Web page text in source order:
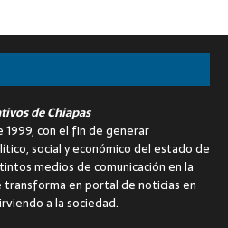
de Chiapas
con el fin de generar
social y económico del estado de
medios de comunicación en la
transforma en portal de noticias en
a la sociedad.